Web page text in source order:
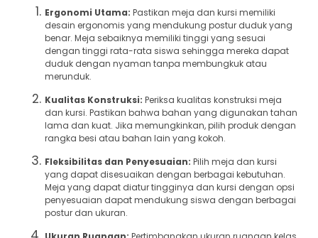
Ergonomi Utama: Pastikan meja dan kursi memiliki
desain ergonomis yang mendukung postur duduk yang
benar. Meja sebaiknya memiliki tinggi yang sesuai
dengan tinggi rata-rata siswa sehingga mereka dapat
duduk dengan nyaman tanpa membungkuk atau
merunduk.
Kualitas Konstruksi: Periksa kualitas konstruksi meja
dan kursi. Pastikan bahwa bahan yang digunakan tahan
lama dan kuat. Jika memungkinkan, pilih produk dengan
rangka besi atau bahan lain yang kokoh.
Fleksibilitas dan Penyesuaian: Pilih meja dan kursi
yang dapat disesuaikan dengan berbagai kebutuhan.
Meja yang dapat diatur tingginya dan kursi dengan opsi
penyesuaian dapat mendukung siswa dengan berbagai
postur dan ukuran.